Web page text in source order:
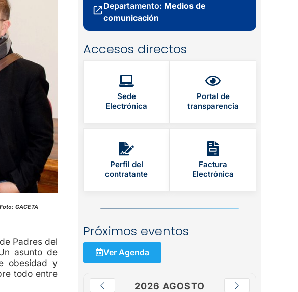
GACETA
Padres del
asunto de
obesidad y
todo entre
Departamento: Medios de
comunicación
Accesos directos
Sede
Electrónica
Portal de
transparencia
Perfil del
contratante
Factura
Electrónica
Próximos eventos
Ver Agenda
2026 AGOSTO